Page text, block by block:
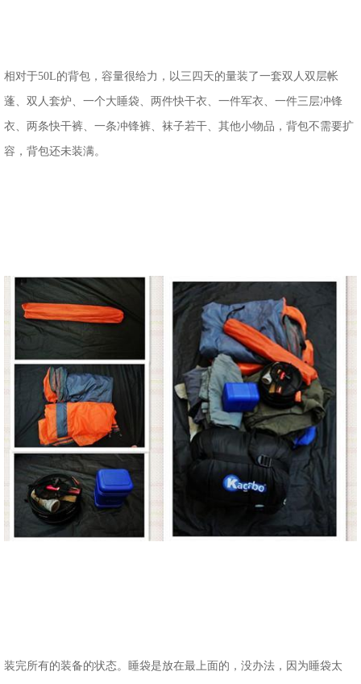
相对于50L的背包，容量很给力，以三四天的量装了一套双人双层帐
蓬、双人套炉、一个大睡袋、两件快干衣、一件军衣、一件三层冲锋
衣、两条快干裤、一条冲锋裤、袜子若干、其他小物品，背包不需要扩
容，背包还未装满。
装完所有的装备的状态。睡袋是放在最上面的，没办法，因为睡袋太